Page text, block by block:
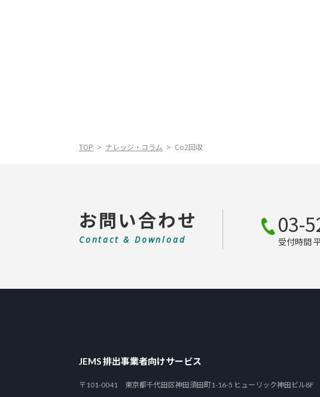
TOP ナレッジ・コラム Co2回収
お問い合わせ
Contact & Download
03-
受付時間
JEMS 排出事業者向けサービス
〒101-0041 東京都千代田区神田須田町1-16-5 ヒューリック神田ビル8F